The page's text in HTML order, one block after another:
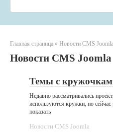
Главная страница » Новости CMS Joomla
Новости CMS Joomla
Темы с
Недавно рассматривались
используются кружки, но
показать
Новости CMS Joomla